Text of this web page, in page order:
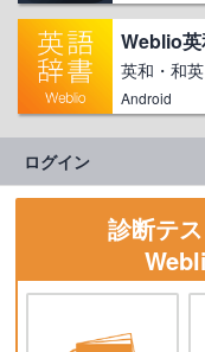
Weblio英
英和・和
Android
ログイン
診断テ